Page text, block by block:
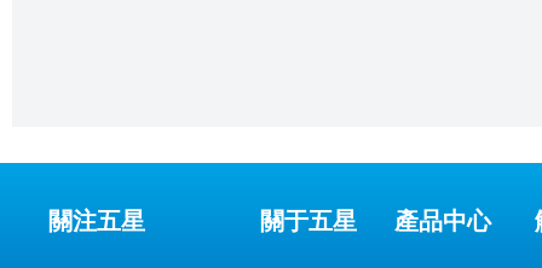
關注五星 關于五星 產品中心